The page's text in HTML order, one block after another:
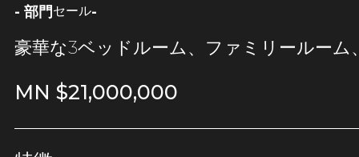
- 部門 セール-
豪華な3ベッドルーム、ファミリールーム
MN $21,000,000